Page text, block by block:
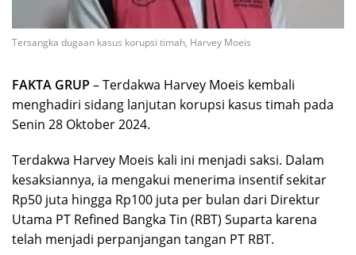
Tersangka dugaan kasus korupsi timah, Harvey Moeis
FAKTA GRUP – Terdakwa Harvey Moeis kembali
menghadiri sidang lanjutan korupsi kasus timah pada
Senin 28 Oktober 2024.
Terdakwa Harvey Moeis kali ini menjadi saksi. Dalam
kesaksiannya, ia mengakui menerima insentif sekitar
Rp50 juta hingga Rp100 juta per bulan dari Direktur
Utama PT Refined Bangka Tin (RBT) Suparta karena
telah menjadi perpanjangan tangan PT RBT.